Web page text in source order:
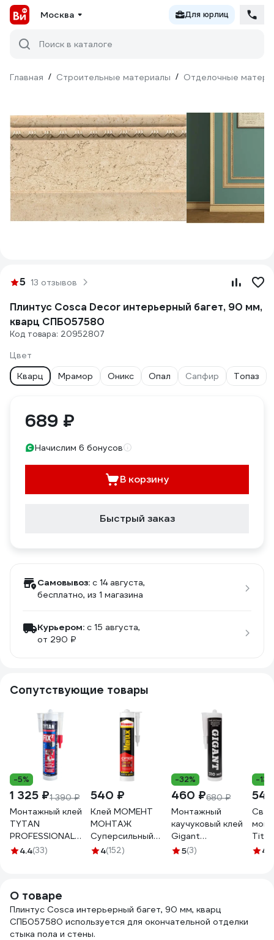
Москва Для юрлиц
Поиск в каталоге
Главная / Строительные материалы / Отделочные
5 13 отзывов
Плинтус Cosca Decor интерьерный багет, 90 мм,
кварц СПБ057580
Код товара: 20952807
Цвет
Кварц
Мрамор Оникс Опал Сапфир Топаз
689 ₽
Начислим 6 бонусов
В корзину
Быстрый заказ
Самовывоз: c 14 августа,
бесплатно, из 1 магазина
Курьером: c 15 августа,
от 290 ₽
Сопутствующие товары
-5%
1 325 ₽1 390 ₽
Монтажный клей
TYTAN
PROFESSIONAL
Fix2 GT гибридный
290 мл 73891
4.4(33)
540 ₽
Клей МОМЕНТ
МОНТАЖ
Суперсильный
ПЛЮС, 380 г 12
4(152)
-32%
460 ₽680 ₽
Монтажный
каучуковый клей
Gigant
прозрачный 310
5(3)
-13%
4.6
О товаре
Плинтус Cosca интерьерный багет, 90 мм, кварц
СПБ057580 используется для окончательной отделки
стыка пола и стены.